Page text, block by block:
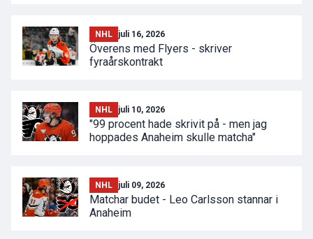
NHL juli 16, 2026
Överens med Flyers - skriver
fyraårskontrakt
NHL juli 10, 2026
"99 procent hade skrivit på - men jag
hoppades Anaheim skulle matcha"
NHL juli 09, 2026
Matchar budet - Leo Carlsson stannar i
Anaheim